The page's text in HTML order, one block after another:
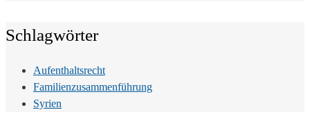
Schlagwörter
Aufenthaltsrecht
Familienzusammenführung
Syrien